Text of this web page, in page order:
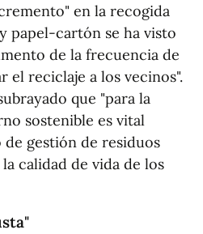
en la recogida
papel-cartón se ha visto
de la frecuencia de
el reciclaje a los vecinos".
que "para la
sostenible es vital
gestión de residuos
calidad de vida de los